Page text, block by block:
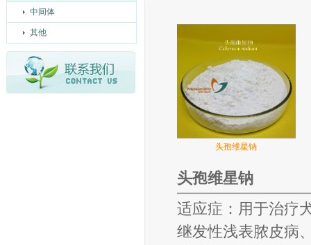
中间体
其他
头孢维星钠
头孢维星钠
适应症：用于治疗
继发性浅表脓皮病